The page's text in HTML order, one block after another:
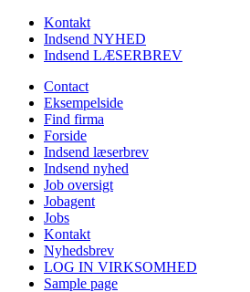
Kontakt
Indsend NYHED
Indsend LÆSERBREV
Contact
Eksempelside
Find firma
Forside
Indsend læserbrev
Indsend nyhed
Job oversigt
Jobagent
Jobs
Kontakt
Nyhedsbrev
LOG IN VIRKSOMHED
Sample page